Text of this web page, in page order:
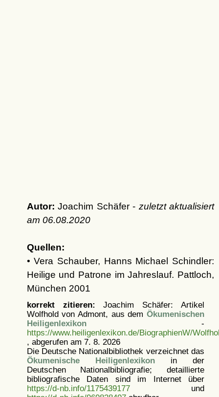
Autor: Joachim Schäfer - zuletzt aktualisiert
am 06.08.2020
Quellen:
• Vera Schauber, Hanns Michael Schindler:
Heilige und Patrone im Jahreslauf. Pattloch,
München 2001
korrekt zitieren: Joachim Schäfer: Artikel
Wolfhold von Admont, aus dem Ökumenischen
Heiligenlexikon-
https://www.heiligenlexikon.de/BiographienW/
, abgerufen am 7. 8. 2026
Die Deutsche Nationalbibliothek verzeichnet das
Ökumenische Heiligenlexikonin der
Deutschen Nationalbibliografie; detaillierte
bibliografische Daten sind im Internet über
https://d-nb.info/1175439177und